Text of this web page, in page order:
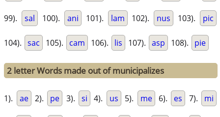
99). sal 100). ani 101). lam 102). nus 103). pic
104). sac 105). cam 106). lis 107). asp 108). pie
2 letter Words made out of municipalizes
1). ae 2). pe 3). si 4). us 5). me 6). es 7). mi